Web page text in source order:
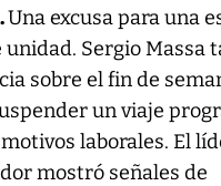
Una excusa para una
Sergio Massa
sobre el fin de
un viaje
laborales. El
mostró señales de